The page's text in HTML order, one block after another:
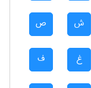
ش ص
غ ف